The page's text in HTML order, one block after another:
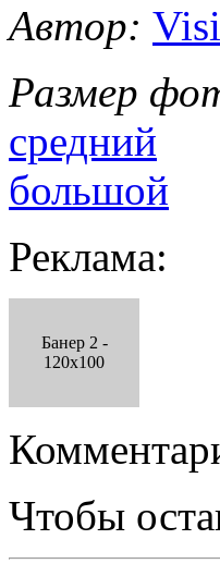
Автор:
Размер
средний
большой
Реклама:
Банер 2 -
120x100
Чтобы